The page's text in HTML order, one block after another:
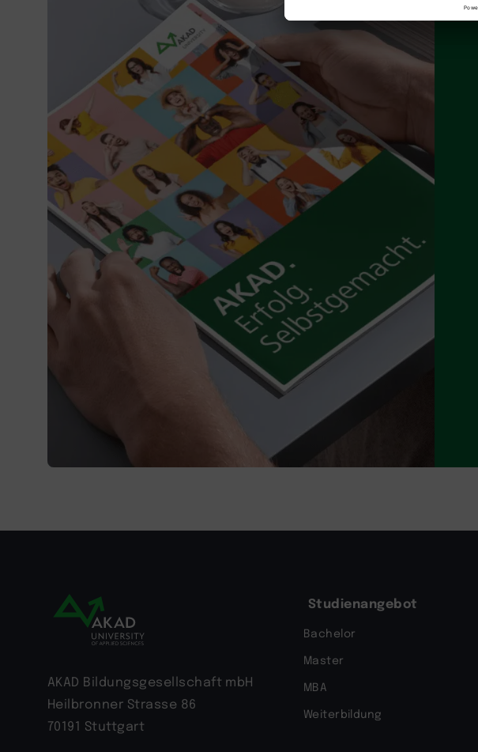
AKAD Bildungsgesellschaft mbH
Heilbronner Strasse 86
70191 Stuttgart
Studienangebot
Bachelor
Master
MBA
Weiterbildung